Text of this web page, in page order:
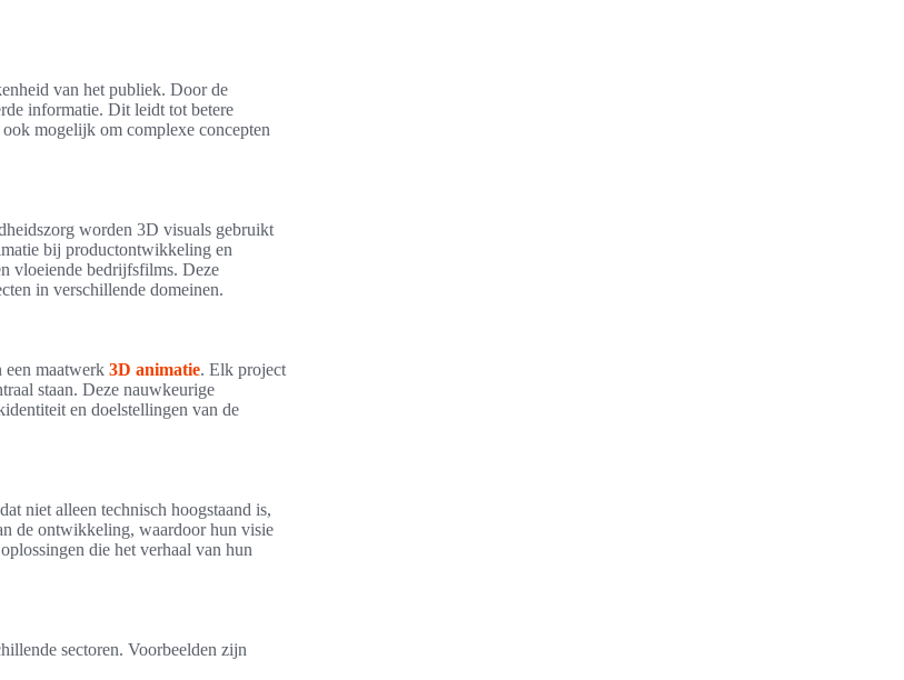
van het publiek. Door de
informatie. Dit leidt tot betere
mogelijk om complexe concepten
worden 3D visuals gebruikt
bij productontwikkeling en
vloeiende bedrijfsfilms. Deze
in verschillende domeinen.
een maatwerk 3D animatie. Elk project
staan. Deze nauwkeurige
en doelstellingen van de
niet alleen technisch hoogstaand is,
de ontwikkeling, waardoor hun visie
die het verhaal van hun
sectoren. Voorbeelden zijn